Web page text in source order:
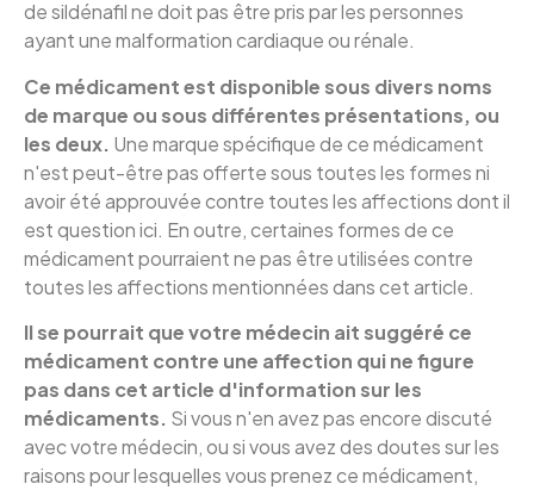
de sildénafil ne doit pas être pris par les personnes
ayant une malformation cardiaque ou rénale.
Ce médicament est disponible sous divers noms
de marque ou sous différentes présentations, ou
les deux. Une marque spécifique de ce médicament
n'est peut-être pas offerte sous toutes les formes ni
avoir été approuvée contre toutes les affections dont il
est question ici. En outre, certaines formes de ce
médicament pourraient ne pas être utilisées contre
toutes les affections mentionnées dans cet article.
Il se pourrait que votre médecin ait suggéré ce
médicament contre une affection qui ne figure
pas dans cet article d'information sur les
médicaments. Si vous n'en avez pas encore discuté
avec votre médecin, ou si vous avez des doutes sur les
raisons pour lesquelles vous prenez ce médicament,